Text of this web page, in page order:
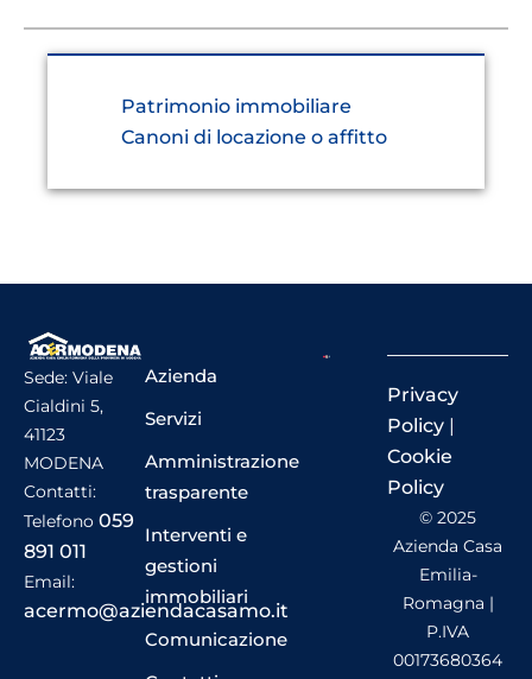
Patrimonio immobiliare
Canoni di locazione o affitto
Sede: Viale
Cialdini 5,
41123
MODENA
Contatti:
Telefono 059
891 011
Email:
acermo@aziendacasamo.it
Azienda
Servizi
Amministrazione
trasparente
Interventi e
gestioni
immobiliari
Comunicazione
Privacy
Policy |
Cookie
Policy
© 2025
Azienda Casa
Emilia-
Romagna |
P.IVA
00173680364